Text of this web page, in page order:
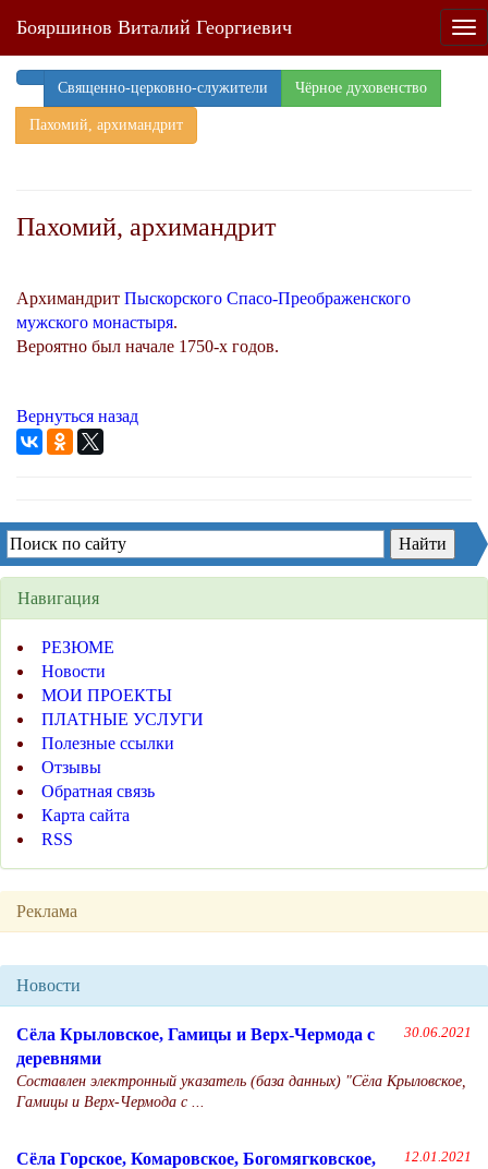
Бояршинов Виталий Георгиевич
Священно-церковно-служители Чёрное духовенство
Пахомий, архимандрит
Пахомий, архимандрит
Архимандрит Пыскорского Спасо-Преображенского
мужского монастыря.
Вероятно был начале 1750-х годов.
Вернуться назад
Навигация
РЕЗЮМЕ
Новости
МОИ ПРОЕКТЫ
ПЛАТНЫЕ УСЛУГИ
Полезные ссылки
Отзывы
Обратная связь
Карта сайта
RSS
Реклама
Новости
30.06.2021
Сёла Крыловское, Гамицы и Верх-Чермода с
деревнями
Составлен электронный указатель (база данных) "Сёла Крыловское,
Гамицы и Верх-Чермода с ...
12.01.2021
Сёла Горское, Комаровское, Богомягковское,